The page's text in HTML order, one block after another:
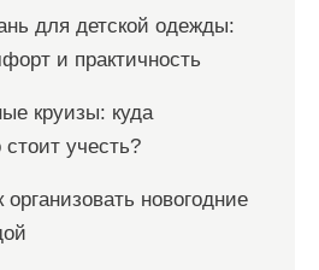
для детской одежды:
и практичность
круизы: куда
учесть?
организовать новогодние